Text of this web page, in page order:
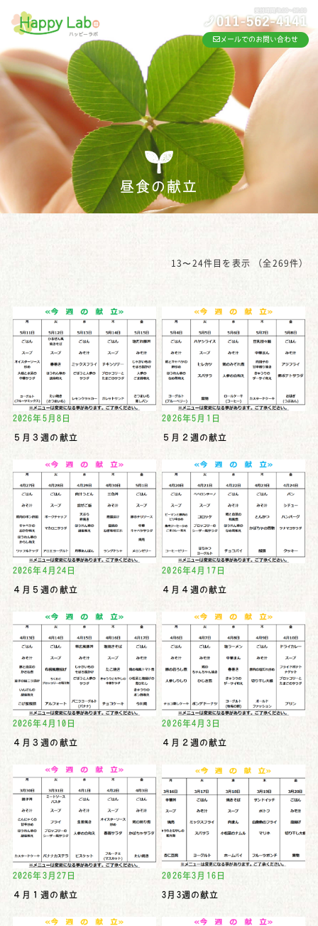
メールでのお問い合わせ
昼食の献立
13〜24件目を表示 （全269件）
2026年5月8日
５月３週の献立
2026年5月1日
５月２週の献立
2026年4月24日
４月５週の献立
2026年4月17日
４月４週の献立
2026年4月10日
４月３週の献立
2026年4月3日
４月２週の献立
2026年3月27日
４月１週の献立
2026年3月16日
3月3週の献立